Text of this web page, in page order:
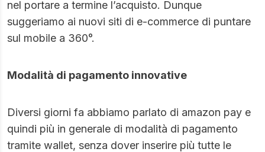
nel portare a termine l’acquisto. Dunque
suggeriamo ai nuovi siti di e-commerce di puntare
sul mobile a 360°.
Modalità di pagamento innovative
Diversi giorni fa abbiamo parlato di amazon pay e
quindi più in generale di modalità di pagamento
tramite wallet, senza dover inserire più tutte le